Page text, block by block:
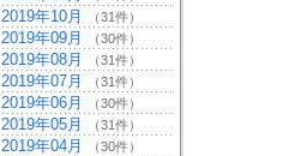
2019年10月 （31件）
2019年09月 （30件）
2019年08月 （31件）
2019年07月 （31件）
2019年06月 （30件）
2019年05月 （31件）
2019年04月 （30件）